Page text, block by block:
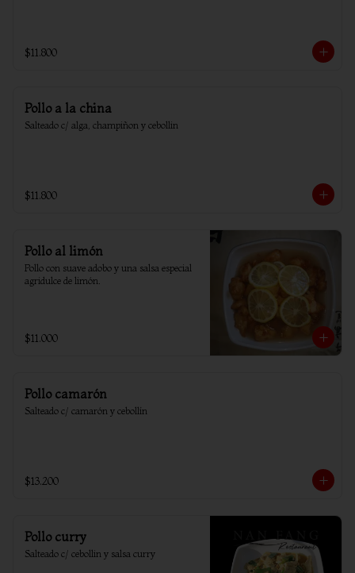
$11.800
Pollo a la china
Salteado c/ alga, champiñon y cebollin
$11.800
Pollo al limón
Pollo con suave adobo y una salsa especial
agridulce de limón.
$11.000
Pollo camarón
Salteado c/ camarón y cebollín
$13.200
Pollo curry
Salteado c/ cebollin y salsa curry